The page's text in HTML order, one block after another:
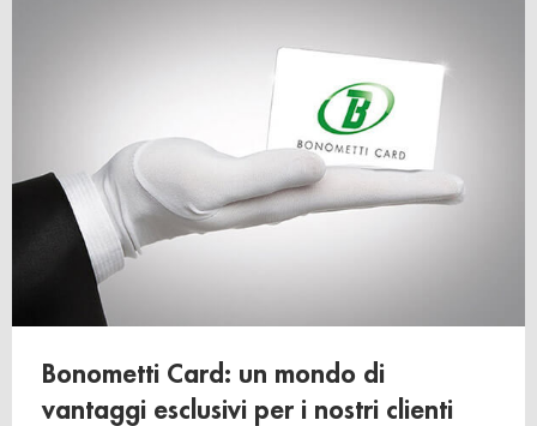
Bonometti Card: un mondo di
vantaggi esclusivi per i nostri clienti